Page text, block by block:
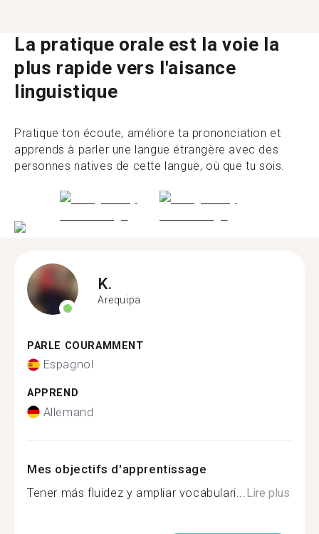
La pratique orale est la voie la
plus rapide vers l'aisance
linguistique
Pratique ton écoute, améliore ta prononciation et
apprends à parler une langue étrangère avec des
personnes natives de cette langue, où que tu sois.
K.
Arequipa
PARLE COURAMMENT
Espagnol
APPREND
Allemand
Mes objectifs d'apprentissage
Tener más fluidez y ampliar vocabulari... Lire plus